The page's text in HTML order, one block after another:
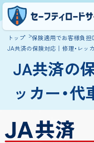
トップ
保険適用でお客様負担
JA共済の保険対応｜修理・レッ
JA共済の
ッカー・